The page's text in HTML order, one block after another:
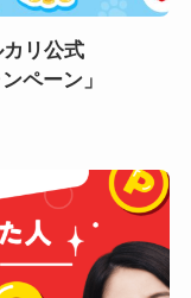
カリ公式
ペーン」